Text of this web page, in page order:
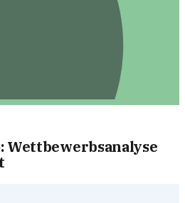
Wettbewerbsanalyse